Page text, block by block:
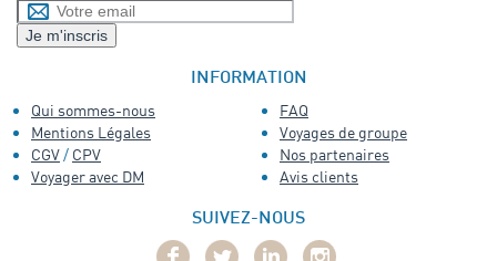
INFORMATION
Qui sommes-nous
Mentions Légales
CGV/ CPV
Voyager avec DM
FAQ
Voyages de groupe
Nos partenaires
Avis clients
SUIVEZ-NOUS